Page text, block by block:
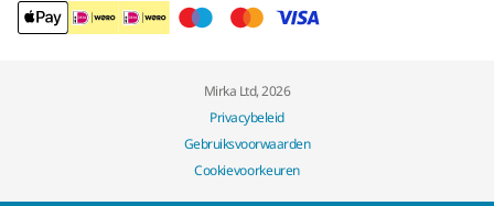
Mirka Ltd, 2026
Privacybeleid
Gebruiksvoorwaarden
Cookievoorkeuren